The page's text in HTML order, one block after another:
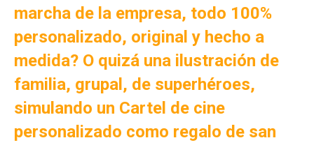
marcha de la empresa, todo 100%
personalizado, original y hecho a
medida? O quizá una ilustración de
familia, grupal, de superhéroes,
simulando un Cartel de cine
personalizado como regalo de san